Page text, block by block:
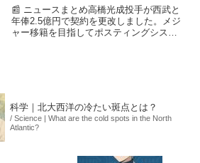
📰 ニュースまとめ高橋光成投手が西武と
年俸2.5億円で契約を更改しました。メジ
ャー移籍を目指してポスティングシステ
科学｜北大西洋の冷たい斑点とは？
/ Science | What are the cold spots in the North
Atlantic?